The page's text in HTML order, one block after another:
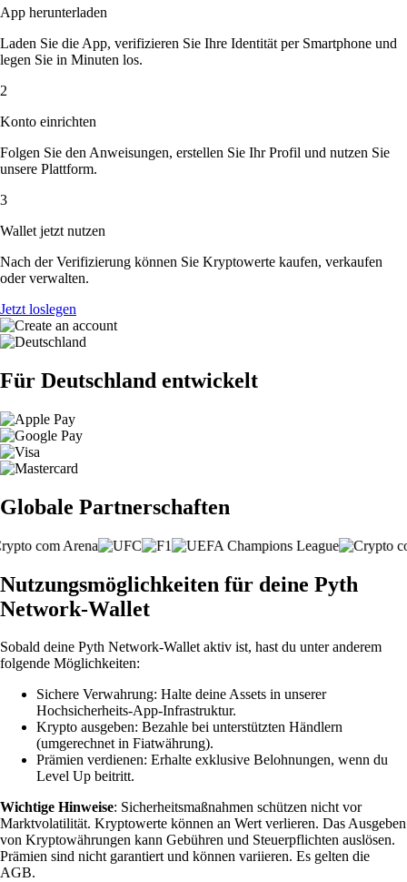
App herunterladen
Laden Sie die App, verifizieren Sie Ihre Identität per Smartphone und
legen Sie in Minuten los.
2
Konto einrichten
Folgen Sie den Anweisungen, erstellen Sie Ihr Profil und nutzen Sie
unsere Plattform.
3
Wallet jetzt nutzen
Nach der Verifizierung können Sie Kryptowerte kaufen, verkaufen
oder verwalten.
Jetzt loslegen
Für Deutschland entwickelt
Globale Partnerschaften
Nutzungsmöglichkeiten für deine Pyth
Network-Wallet
Sobald deine Pyth Network-Wallet aktiv ist, hast du unter anderem
folgende Möglichkeiten:
Sichere Verwahrung: Halte deine Assets in unserer
Hochsicherheits-App-Infrastruktur.
Krypto ausgeben: Bezahle bei unterstützten Händlern
(umgerechnet in Fiatwährung).
Prämien verdienen: Erhalte exklusive Belohnungen, wenn du
Level Up beitritt.
Wichtige Hinweise: Sicherheitsmaßnahmen schützen nicht vor
Marktvolatilität. Kryptowerte können an Wert verlieren. Das Ausgeben
von Kryptowährungen kann Gebühren und Steuerpflichten auslösen.
Prämien sind nicht garantiert und können variieren. Es gelten die
AGB.